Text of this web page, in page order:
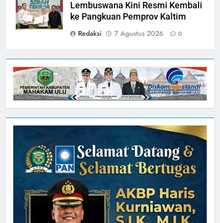
Lembuswana Kini Resmi Kembali
ke Pangkuan Pemprov Kaltim
Redaksi
7 Agustus 2026 0